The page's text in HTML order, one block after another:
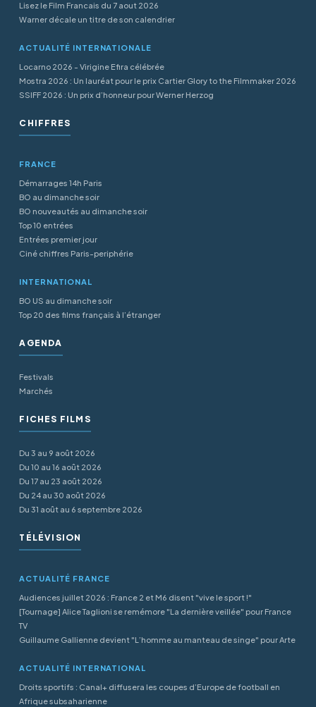
Lisez le Film Francais du 7 aout 2026
Warner décale un titre de son calendrier
ACTUALITÉ INTERNATIONALE
Locarno 2026 - Virigine Efira célébrée
Mostra 2026 : Un lauréat pour le prix Cartier Glory to the Filmmaker 2026
SSIFF 2026 : Un prix d’honneur pour Werner Herzog
CHIFFRES
FRANCE
Démarrages 14h Paris
BO au dimanche soir
BO nouveautés au dimanche soir
Top 10 entrées
Entrées premier jour
Ciné chiffres Paris-periphérie
INTERNATIONAL
BO US au dimanche soir
Top 20 des films français à l’étranger
AGENDA
Festivals
Marchés
FICHES FILMS
Du 3 au 9 août 2026
Du 10 au 16 août 2026
Du 17 au 23 août 2026
Du 24 au 30 août 2026
Du 31 août au 6 septembre 2026
TÉLÉVISION
ACTUALITÉ FRANCE
Audiences juillet 2026 : France 2 et M6 disent "vive le sport !"
[Tournage] Alice Taglioni se remémore "La dernière veillée" pour France
TV
Guillaume Gallienne devient "L’homme au manteau de singe" pour Arte
ACTUALITÉ INTERNATIONAL
Droits sportifs : Canal+ diffusera les coupes d’Europe de football en
Afrique subsaharienne